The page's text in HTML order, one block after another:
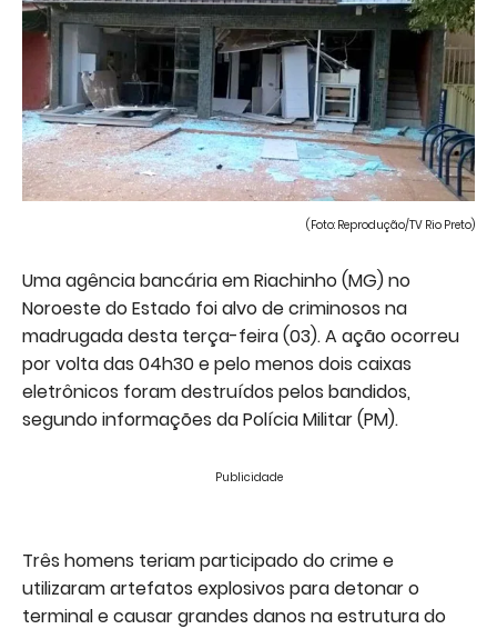
(Foto: Reprodução/TV Rio Preto)
Uma agência bancária em Riachinho (MG) no
Noroeste do Estado foi alvo de criminosos na
madrugada desta terça-feira (03). A ação ocorreu
por volta das 04h30 e pelo menos dois caixas
eletrônicos foram destruídos pelos bandidos,
segundo informações da Polícia Militar (PM).
Publicidade
Três homens teriam participado do crime e
utilizaram artefatos explosivos para detonar o
terminal e causar grandes danos na estrutura do